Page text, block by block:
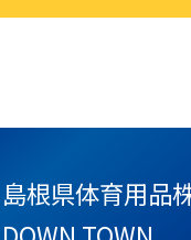
島根県体育用品